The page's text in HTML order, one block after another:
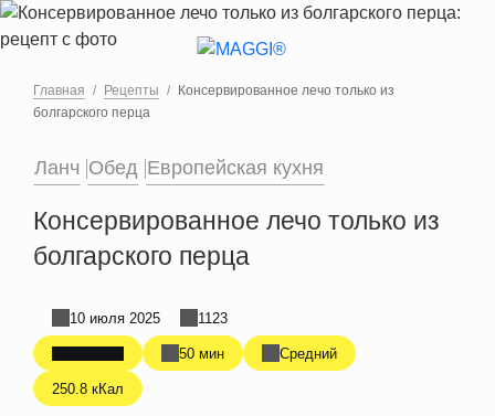
Перейти к основному содержанию
Главная Рецепты
Консервированное лечо только из
болгарского перца
Ланч Обед Европейская кухня
Консервированное лечо только из
болгарского перца
50 мин Средний
250.8 кКал
10 июля 2025 1123